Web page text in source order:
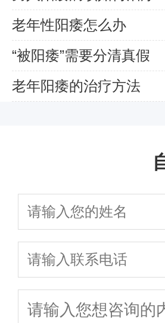
老年性阳痿怎么办
“被阳痿”需要分清真假
老年阳痿的治疗方法